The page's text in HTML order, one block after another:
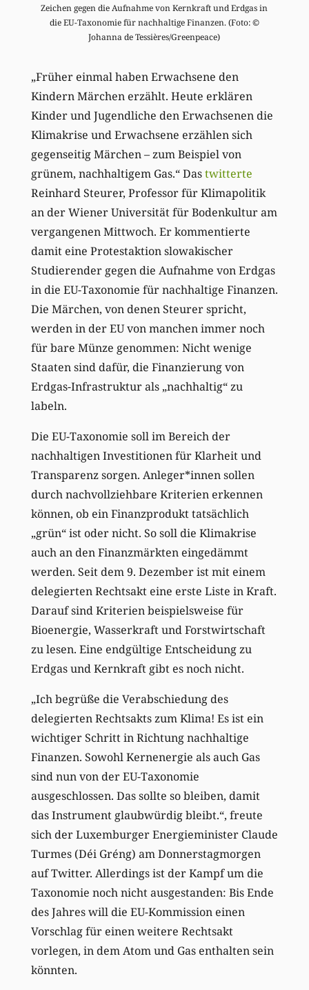
Zeichen gegen die Aufnahme von Kernkraft und Erdgas in
die EU-Taxonomie für nachhaltige Finanzen. (Foto: ©
Johanna de Tessières/Greenpeace)
„Früher einmal haben Erwachsene den
Kindern Märchen erzählt. Heute erklären
Kinder und Jugendliche den Erwachsenen die
Klimakrise und Erwachsene erzählen sich
gegenseitig Märchen – zum Beispiel von
grünem, nachhaltigem Gas.“ Dastwitterte
Reinhard Steurer, Professor für Klimapolitik
an der Wiener Universität für Bodenkultur am
vergangenen Mittwoch. Er kommentierte
damit eine Protestaktion slowakischer
Studierender gegen die Aufnahme von Erdgas
in die EU-Taxonomie für nachhaltige Finanzen.
Die Märchen, von denen Steurer spricht,
werden in der EU von manchen immer noch
für bare Münze genommen: Nicht wenige
Staaten sind dafür, die Finanzierung von
Erdgas-Infrastruktur als „nachhaltig“ zu
labeln.
Die EU-Taxonomie soll im Bereich der
nachhaltigen Investitionen für Klarheit und
Transparenz sorgen. Anleger*innen sollen
durch nachvollziehbare Kriterien erkennen
können, ob ein Finanzprodukt tatsächlich
„grün“ ist oder nicht. So soll die Klimakrise
auch an den Finanzmärkten eingedämmt
werden. Seit dem 9. Dezember ist mit einem
delegierten Rechtsakt eine erste Liste in Kraft.
Darauf sind Kriterien beispielsweise für
Bioenergie, Wasserkraft und Forstwirtschaft
zu lesen. Eine endgültige Entscheidung zu
Erdgas und Kernkraft gibt es noch nicht.
„Ich begrüße die Verabschiedung des
delegierten Rechtsakts zum Klima! Es ist ein
wichtiger Schritt in Richtung nachhaltige
Finanzen. Sowohl Kernenergie als auch Gas
sind nun von der EU-Taxonomie
ausgeschlossen. Das sollte so bleiben, damit
das Instrument glaubwürdig bleibt.“, freute
sich der Luxemburger Energieminister Claude
Turmes (Déi Gréng) am Donnerstagmorgen
auf Twitter. Allerdings ist der Kampf um die
Taxonomie noch nicht ausgestanden: Bis Ende
des Jahres will die EU-Kommission einen
Vorschlag für einen weitere Rechtsakt
vorlegen, in dem Atom und Gas enthalten sein
könnten.